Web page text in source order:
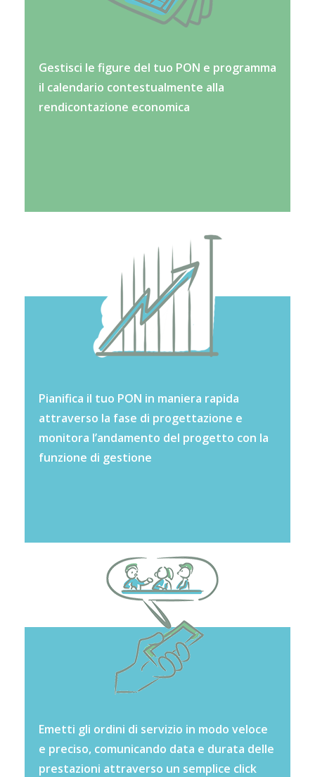
Gestisci le figure del tuo PON e programma
il calendario contestualmente alla
rendicontazione economica
Pianifica il tuo PON in maniera rapida
attraverso la fase di progettazione e
monitora l’andamento del progetto con la
funzione di gestione
Emetti gli ordini di servizio in modo veloce
e preciso, comunicando data e durata delle
prestazioni attraverso un semplice click